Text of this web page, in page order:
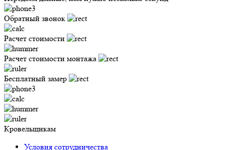
Расчет стоимости
Расчет стоимости монтажа
Бесплатный замер
Кровельщикам
Условия сотрудничества
Программа лояльности
Обучение для партнёров